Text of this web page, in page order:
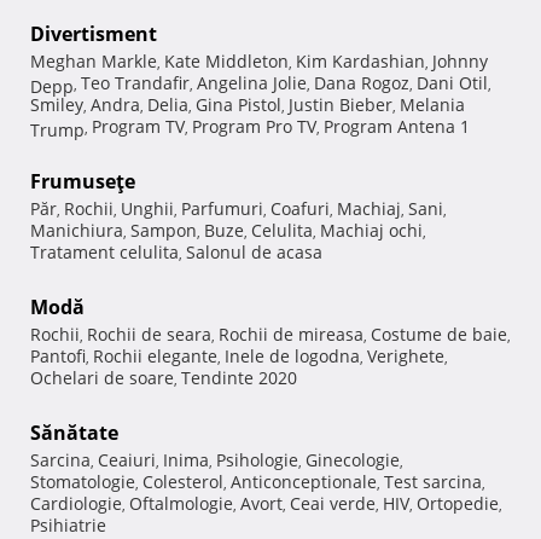
Divertisment
Meghan Markle, Kate Middleton, Kim Kardashian, Johnny
Depp, Teo Trandafir, Angelina Jolie, Dana Rogoz, Dani Otil,
Smiley, Andra, Delia, Gina Pistol, Justin Bieber, Melania
Trump, Program TV, Program Pro TV, Program Antena 1
Frumuseţe
Păr, Rochii, Unghii, Parfumuri, Coafuri, Machiaj, Sani,
Manichiura, Sampon, Buze, Celulita, Machiaj ochi,
Tratament celulita, Salonul de acasa
Modă
Rochii, Rochii de seara, Rochii de mireasa, Costume de baie,
Pantofi, Rochii elegante, Inele de logodna, Verighete,
Ochelari de soare, Tendinte 2020
Sănătate
Sarcina, Ceaiuri, Inima, Psihologie, Ginecologie,
Stomatologie, Colesterol, Anticonceptionale, Test sarcina,
Cardiologie, Oftalmologie, Avort, Ceai verde, HIV, Ortopedie,
Psihiatrie